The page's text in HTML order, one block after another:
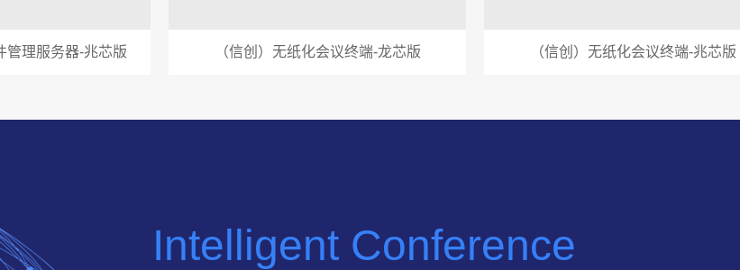
管理服务器-兆芯版 （信创）无纸化会议终端-龙芯版 （信创）无纸化会议终端-兆芯版
Intelligent Conference